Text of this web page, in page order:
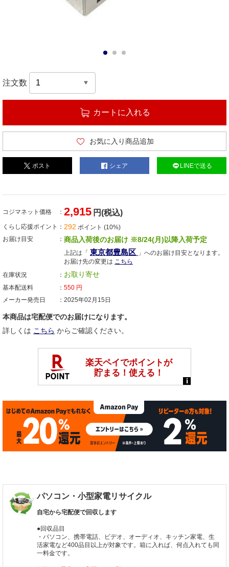
注文数
カートに入れる
お気に入り商品追加
ポスト シェア LINEで送る
コジマネット価格 2,915 円(税込)
くらし応援ポイント 292 ポイント (10%)
お届け目安
商品入荷後のお届け ※8/24(月)以降入荷予定
上記は「 東京都豊島区 」へのお届け目安となります。
お届け先の変更は こちら
在庫状況
お取り寄せ
基本配送料 550 円
メーカー発売日
2025年02月15日
本商品は宅配便でのお届けになります。
詳しくは こちら からご確認ください。
パソコン・小型家電リサイクル
自宅から宅配便で回収します
●回収品目
・パソコン、携帯電話、ビデオ、オーディオ、キッチン家電、生
活家電など400品目以上が対象です。箱に入れば、何点入れても同
一料金です。